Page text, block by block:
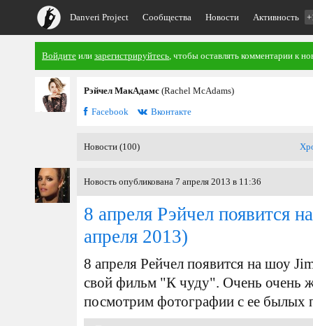
Danveri Project Сообщества Новости Активность
Войдите или зарегистрируйтесь, чтобы оставлять комментарии к
Рэйчел МакАдамс (Rachel McAdams)
Facebook
Вконтакте
Новости (100)
Новость опубликована 7 апреля 2013 в 11:36
8 апреля Рэйчел появится
апреля 2013)
8 апреля Рейчел появится на шоу
свой фильм "К чуду". Очень очень
посмотрим фотографии с ее былых